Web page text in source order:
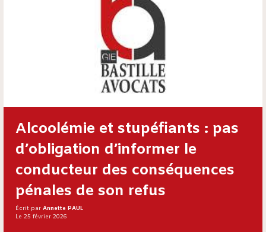
Alcoolémie et stupéfiants : pas
d’obligation d’informer le
conducteur des conséquences
pénales de son refus
Écrit par Annette PAUL
Le 25 février 2026